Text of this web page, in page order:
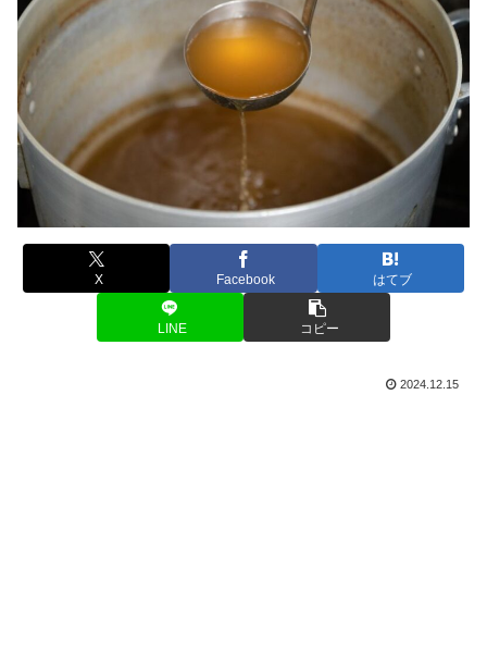
X Facebook はてブ
LINE コピー
2024.12.15